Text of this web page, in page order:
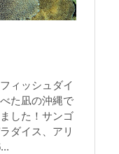
ィッシュダイ
た凪の沖縄で
した！サンゴ
ダイス、アリ